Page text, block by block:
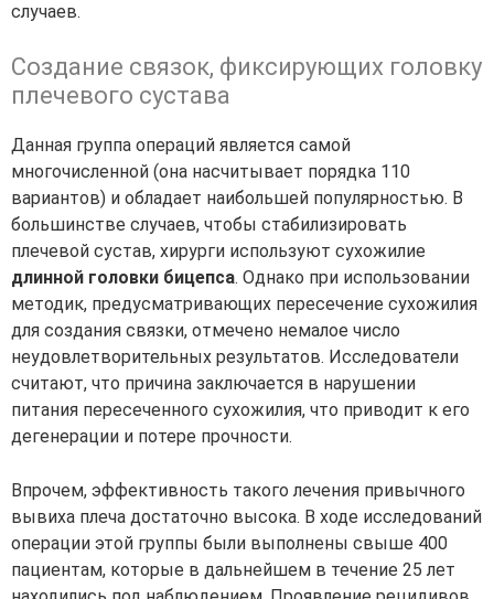
случаев.
Создание связок, фиксирующих головку
плечевого сустава
Данная группа операций является самой
многочисленной (она насчитывает порядка 110
вариантов) и обладает наибольшей популярностью. В
большинстве случаев, чтобы стабилизировать
плечевой сустав, хирурги используют сухожилие
длинной головки бицепса. Однако при использовании
методик, предусматривающих пересечение сухожилия
для создания связки, отмечено немалое число
неудовлетворительных результатов. Исследователи
считают, что причина заключается в нарушении
питания пересеченного сухожилия, что приводит к его
дегенерации и потере прочности.
Впрочем, эффективность такого лечения привычного
вывиха плеча достаточно высока. В ходе исследований
операции этой группы были выполнены свыше 400
пациентам, которые в дальнейшем в течение 25 лет